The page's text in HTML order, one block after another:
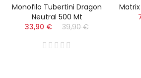
Monofilo Tubertini Dragon
Neutral 500 Mt
33,90 €
39,90 €